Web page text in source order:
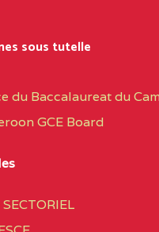
KOUSSERI
sous tutelle
du Baccalaureat du
GCE Board
SECTORIEL